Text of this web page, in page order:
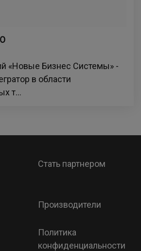
«Новые Бизнес Системы» -
в области
т...
Стать партнером
Производители
Политика
конфиденциальности